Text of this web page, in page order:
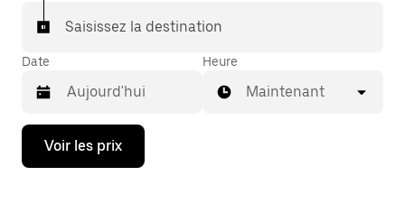
Dans certaines villes de Suisse, pour vous assurer de
pouvez le demander dans l'application.
Saisissez la destination
Date
Appuyez
la
Heure
Maintenant
Voir les prix